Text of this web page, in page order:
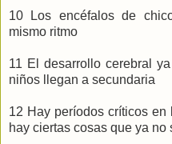
10 Los encéfalos de
mismo ritmo
11 El desarrollo cerebral
niños llegan a secundaria
12 Hay períodos críticos
hay ciertas cosas que ya